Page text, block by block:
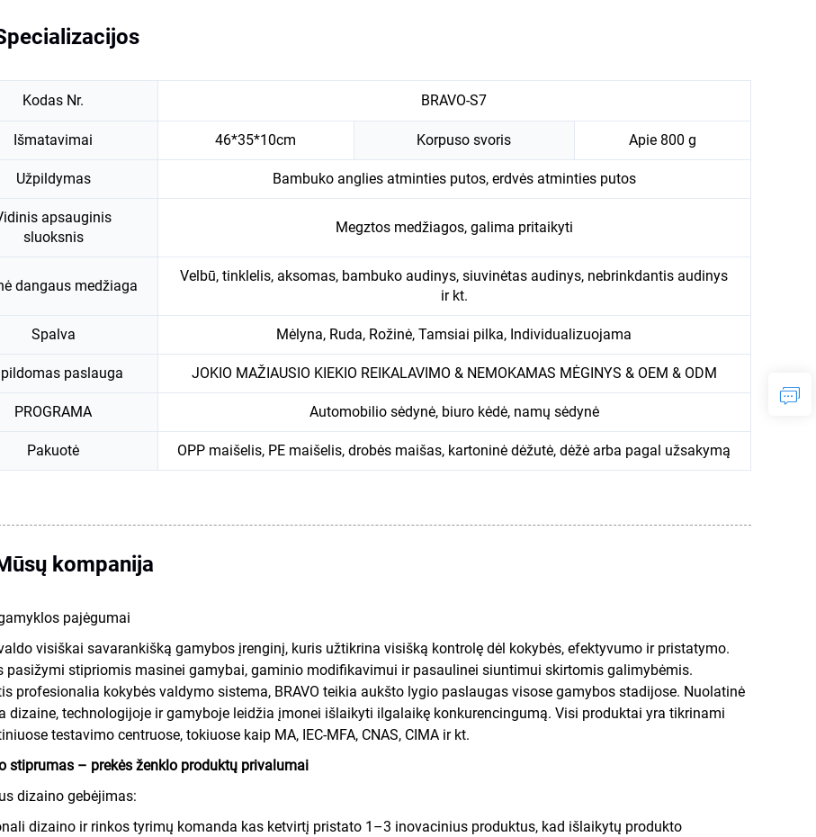
Kodas Nr. BRAVO-S7
Išmatavimai 46*35*10cm Korpuso svoris Apie 800 g
Užpildymas Bambuko anglies atminties putos, erdvės atminties putos
apsauginis
sluoksnis
Megztos medžiagos, galima pritaikyti
dangaus medžiaga
Velbū, tinklelis, aksomas, bambuko audinys, siuvinėtas audinys, nebrinkdantis audinys
ir kt.
Spalva Mėlyna, Ruda, Rožinė, Tamsiai pilka, Individualizuojama
paslauga JOKIO MAŽIAUSIO KIEKIO REIKALAVIMO & NEMOKAMAS MĖGINYS & OEM & ODM
PROGRAMA Automobilio sėdynė, biuro kėdė, namų sėdynė
Pakuotė OPP maišelis, PE maišelis, drobės maišas, kartoninė dėžutė, dėžė arba pagal užsakymą
kompanija
pajėgumai
valdo visiškai savarankišką gamybos įrenginį, kuris užtikrina visišką kontrolę dėl kokybės, efektyvumo ir pristatymo.
pasižymi stipriomis masinei gamybai, gaminio modifikavimui ir pasaulinei siuntimui skirtomis galimybėmis.
profesionalia kokybės valdymo sistema, BRAVO teikia aukšto lygio paslaugas visose gamybos stadijose. Nuolatinė
dizaine, technologijoje ir gamyboje leidžia įmonei išlaikyti ilgalaikę konkurencingumą. Visi produktai yra tikrinami
testavimo centruose, tokiuose kaip MA, IEC-MFA, CNAS, CIMA ir kt.
stiprumas – prekės ženklo produktų privalumai
dizaino gebėjimas:
dizaino ir rinkos tyrimų komanda kas ketvirtį pristato 1–3 inovacinius produktus, kad išlaikytų produkto